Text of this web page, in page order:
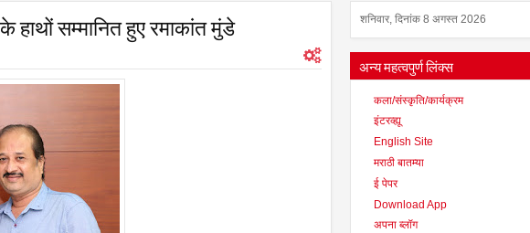
हाथों सम्मानित हुए रमाकांत मुंडे शनिवार, दिनांक 8 अगस्त 2026
अन्य महत्वपुर्ण लिंक्स
कला/संस्कृति/कार्यक्रम
इंटरव्ह्यू
English Site
मराठी बातम्या
ई पेपर
Download App
अपना ब्लॉग